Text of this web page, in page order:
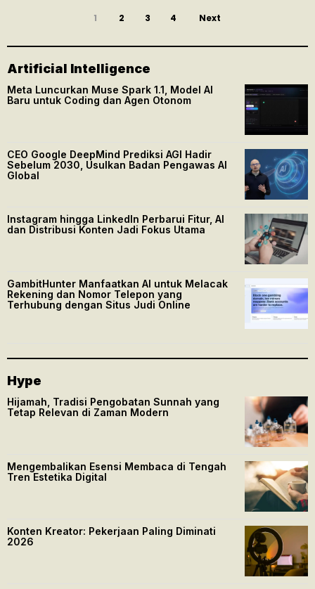
1 2 3 4 Next
Artificial Intelligence
Meta Luncurkan Muse Spark 1.1, Model AI
Baru untuk Coding dan Agen Otonom
CEO Google DeepMind Prediksi AGI Hadir
Sebelum 2030, Usulkan Badan Pengawas AI
Global
Instagram hingga LinkedIn Perbarui Fitur, AI
dan Distribusi Konten Jadi Fokus Utama
GambitHunter Manfaatkan AI untuk Melacak
Rekening dan Nomor Telepon yang
Terhubung dengan Situs Judi Online
Hype
Hijamah, Tradisi Pengobatan Sunnah yang
Tetap Relevan di Zaman Modern
Mengembalikan Esensi Membaca di Tengah
Tren Estetika Digital
Konten Kreator: Pekerjaan Paling Diminati
2026